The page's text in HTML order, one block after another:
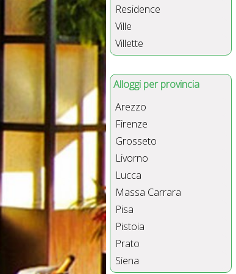
Residence
Ville
Villette
Alloggi per provincia
Arezzo
Firenze
Grosseto
Livorno
Lucca
Massa Carrara
Pisa
Pistoia
Prato
Siena